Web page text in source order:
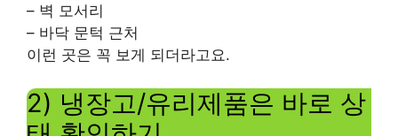
– 벽 모서리
– 바닥 문턱 근처
이런 곳은 꼭 보게 되더라고요.
2) 냉장고/유리제품은 바로 상